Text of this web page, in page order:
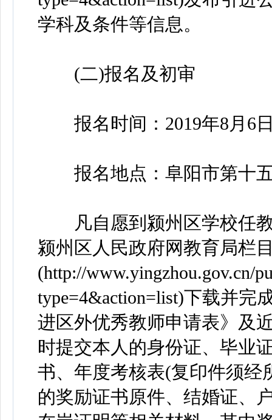
学科及条件等信息。
(二)报名及初审
报名时间：2019年8月6
报名地点：阜阳市第十五
凡自愿到颍州区学校任教
颍州区人民政府网教育局栏
(http://www.yingzhou.gov.cn/
type=4&action=list)下载并完
进区外优秀教师申请表》及
时提交本人的身份证、毕业
书、年度考核表(复印件须经
的奖励证书原件、结婚证、